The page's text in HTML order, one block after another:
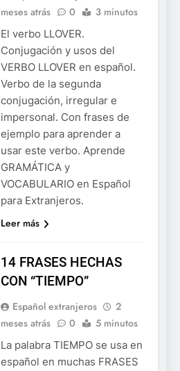
meses atrás
0 3 minutos
El verbo LLOVER.
Conjugación y usos del
VERBO LLOVER en español.
Verbo de la segunda
conjugación, irregular e
impersonal. Con frases de
ejemplo para aprender a
usar este verbo. Aprende
GRAMÁTICA y
VOCABULARIO en Español
para Extranjeros.
Leer más
14 FRASES HECHAS
CON “TIEMPO”
Español extranjeros
2
meses atrás
0 5 minutos
La palabra TIEMPO se usa en
español en muchas FRASES